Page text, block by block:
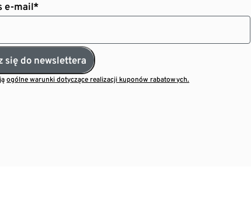
e-mail*
się do newslettera
ogólne warunki dotyczące realizacji kuponów rabatowych.